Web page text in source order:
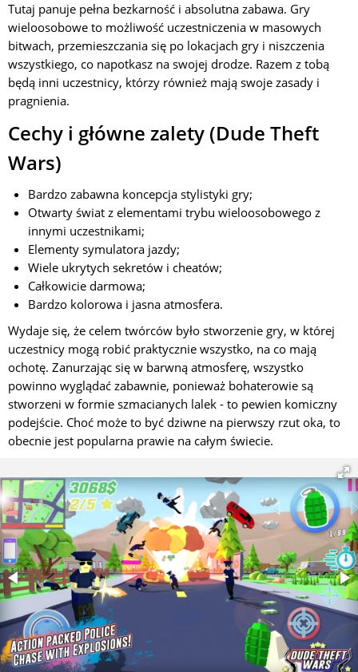
Tutaj panuje pełna bezkarność i absolutna zabawa. Gry
wieloosobowe to możliwość uczestniczenia w masowych
bitwach, przemieszczania się po lokacjach gry i niszczenia
wszystkiego, co napotkasz na swojej drodze. Razem z tobą
będą inni uczestnicy, którzy również mają swoje zasady i
pragnienia.
Cechy i główne zalety (Dude Theft
Wars)
Bardzo zabawna koncepcja stylistyki gry;
Otwarty świat z elementami trybu wieloosobowego z
innymi uczestnikami;
Elementy symulatora jazdy;
Wiele ukrytych sekretów i cheatów;
Całkowicie darmowa;
Bardzo kolorowa i jasna atmosfera.
Wydaje się, że celem twórców było stworzenie gry, w której
uczestnicy mogą robić praktycznie wszystko, na co mają
ochotę. Zanurzając się w barwną atmosferę, wszystko
powinno wyglądać zabawnie, ponieważ bohaterowie są
stworzeni w formie szmacianych lalek - to pewien komiczny
podejście. Choć może to być dziwne na pierwszy rzut oka, to
obecnie jest popularna prawie na całym świecie.